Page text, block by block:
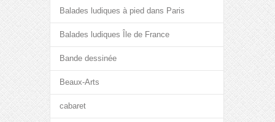
Balades ludiques à pied dans Paris
Balades ludiques Île de France
Bande dessinée
Beaux-Arts
cabaret